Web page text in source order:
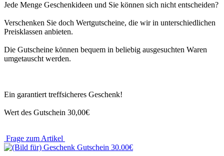
Jede Menge Geschenkideen und Sie können sich nicht entscheiden?
Verschenken Sie doch Wertgutscheine, die wir in unterschiedlichen
Preisklassen anbieten.
Die Gutscheine können bequem in beliebig ausgesuchten Waren
umgetauscht werden.
Ein garantiert treffsicheres Geschenk!
Wert des Gutschein 30,00€
Frage zum Artikel